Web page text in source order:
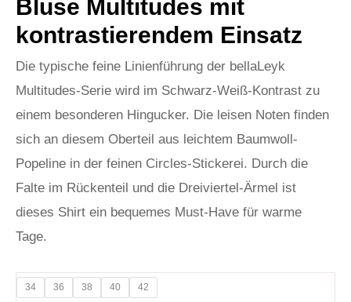
Bluse Multitudes mit
kontrastierendem Einsatz
Die typische feine Linienführung der bellaLeyk
Multitudes-Serie wird im Schwarz-Weiß-Kontrast zu
einem besonderen Hingucker. Die leisen Noten finden
sich an diesem Oberteil aus leichtem Baumwoll-
Popeline in der feinen Circles-Stickerei. Durch die
Falte im Rückenteil und die Dreiviertel-Ärmel ist
dieses Shirt ein bequemes Must-Have für warme
Tage.
34 36 38 40 42